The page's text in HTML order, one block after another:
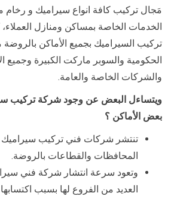
مَجال تركيب كافة انواع سيراميك و رخام
الخدمات الخاصة بمساكن ومنازل
تركيب السيراميك بجميع الأماكن بالروضة
الحكومية والسوبر ماركت الكبيرة وجميع
والشركات الخاصة والعامة.
ويتساءل البعض عن وجود شركة تركيب
بعض الأماكن ؟
تنتشر شركات فني تركيب
المحافظات والقطاعات بالروضة.
وتعود سرعة انتشار شركة فني
العديد من الفروع لها بسبب